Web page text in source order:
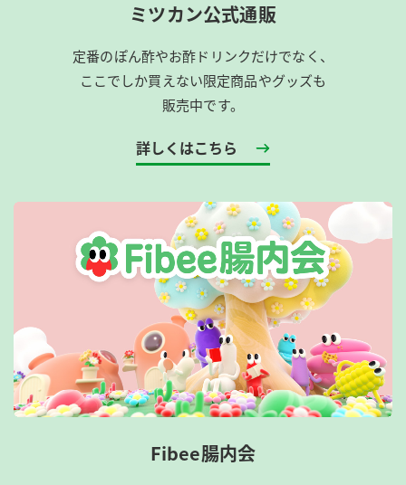
ミツカン公式通販
定番のぽん酢やお酢ドリンクだけでなく、
ここでしか買えない限定商品やグッズも
販売中です。
詳しくはこちら
Fibee腸内会